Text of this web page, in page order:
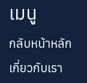
เมนู
กลับหน้าหลัก
เกี่ยวกับเรา